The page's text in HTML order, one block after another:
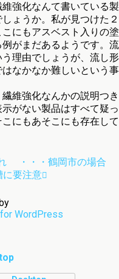
強化なんて書いている製
ょうか。私が見つけた２
にもアスベスト入りの塗
がまだあるようです。流
理由でしょうが、流し形
なかなか難しいという事
維強化なんかの説明つき
がない製品はすべて疑っ
にもあそこにも存在して
・・・鶴岡市の場合
に要注意
WordPress